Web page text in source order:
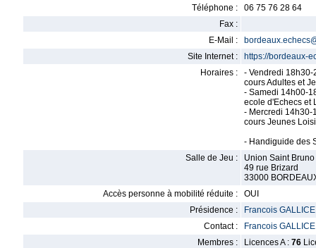
Téléphone :
06 75 76 28 64
Fax :
E-Mail :
Site Internet :
https://bordeaux-
Horaires :
- Vendredi 18h30-
cours Adultes et
- Samedi 14h00-
ecole d'Echecs et
- Mercredi
cours Jeunes
- Handiguide des
Salle de Jeu :
Union Saint Bruno
49 rue Brizard
33000
Accès personne à mobilité réduite :
OUI
Présidence :
Francois GALLICE
Contact :
Francois GALLICE
Membres :
Licences A : 76